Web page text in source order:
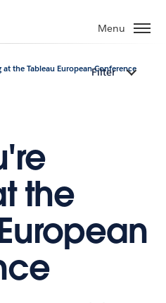
Menu
the Tableau European Conference
Filter
the